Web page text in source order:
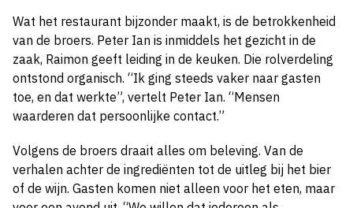
Wat het restaurant bijzonder maakt, is de betrokkenheid
van de broers. Peter Ian is inmiddels het gezicht in de
zaak, Raimon geeft leiding in de keuken. Die rolverdeling
ontstond organisch. “Ik ging steeds vaker naar gasten
toe, en dat werkte”, vertelt Peter Ian. “Mensen
waarderen dat persoonlijke contact.”
Volgens de broers draait alles om beleving. Van de
verhalen achter de ingrediënten tot de uitleg bij het bier
of de wijn. Gasten komen niet alleen voor het eten, maar